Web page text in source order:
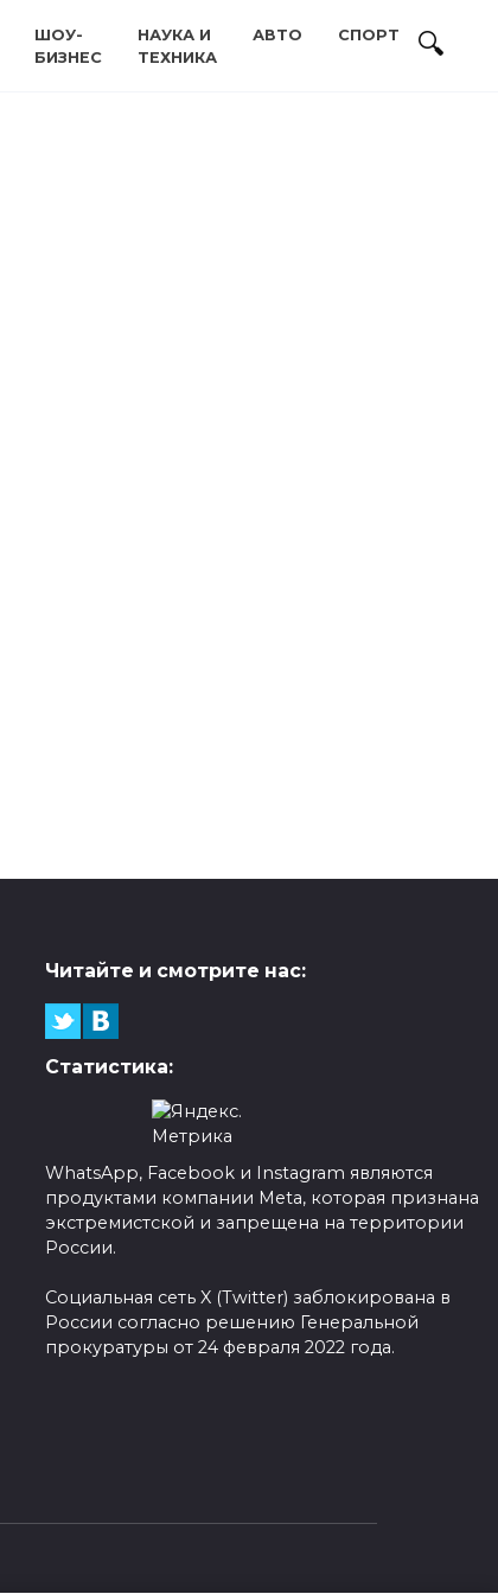
ШОУ-
БИЗНЕС
НАУКА И
ТЕХНИКА
АВТО СПОРТ
Читайте и смотрите нас:
Статистика:
WhatsApp, Facebook и Instagram являются
продуктами компании Meta, которая признана
экстремистской и запрещена на территории
России.
Социальная сеть X (Twitter) заблокирована в
России согласно решению Генеральной
прокуратуры от 24 февраля 2022 года.